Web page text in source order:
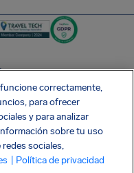
GRATIS
correctamente,
para ofrecer
y para analizar
sobre tu uso
sociales,
| Política de privacidad